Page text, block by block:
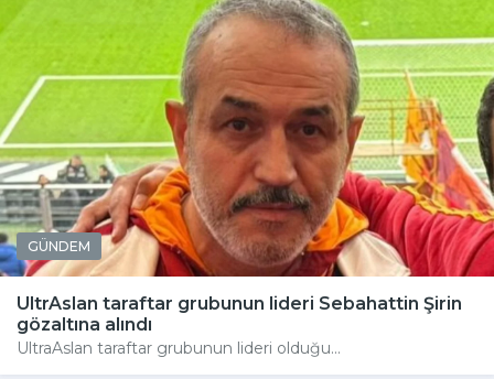
GÜNDEM
UltrAslan taraftar grubunun lideri Sebahattin Şirin
gözaltına alındı
UltraAslan taraftar grubunun lideri olduğu...